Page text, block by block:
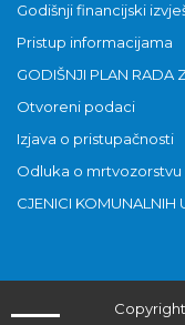
Godišnji financijski
Pristup informacijama
GODIŠNJI PLAN RADA
Otvoreni podaci
Izjava o pristupačnosti
Odluka o mrtvozorstvu
CJENICI KOMUNALNIH